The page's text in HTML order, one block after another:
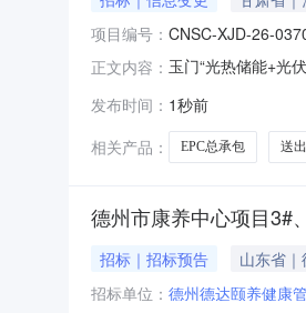
项目编号： CNSC-XJD-26-
正文内容： 玉门“光热储能+光
发布时间： 1秒前
相关产品：
EPC总承包 送
德州市康养中心项目3#
招标｜招标预告 山东省
招标单位： 德州德达颐养健康